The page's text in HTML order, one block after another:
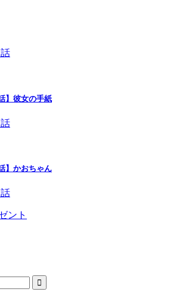
】彼女の手紙
】かおちゃん
ント